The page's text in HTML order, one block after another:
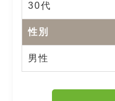
30代
性別
男性